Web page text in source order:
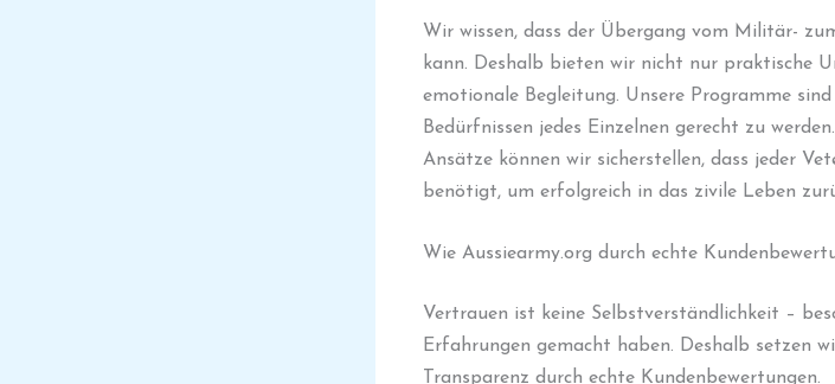
Wir wissen, dass der Übergang vom Militär-
kann. Deshalb bieten wir nicht nur praktische
emotionale Begleitung. Unsere Programme
Bedürfnissen jedes Einzelnen gerecht zu
Ansätze können wir sicherstellen, dass jeder
benötigt, um erfolgreich in das zivile Leben
Wie Aussiearmy.org durch echte
Vertrauen ist keine Selbstverständlichkeit –
Erfahrungen gemacht haben. Deshalb setzen
Transparenz durch echte Kundenbewertungen.